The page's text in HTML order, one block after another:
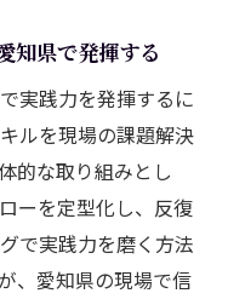
知県で発揮する
実践力を発揮するに
ルを現場の課題解決
的な取り組みとし
ーを定型化し、反復
で実践力を磨く方法
、愛知県の現場で信